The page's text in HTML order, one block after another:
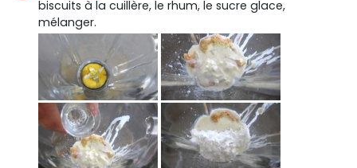
biscuits à la cuillère, le rhum, le sucre glace,
mélanger.